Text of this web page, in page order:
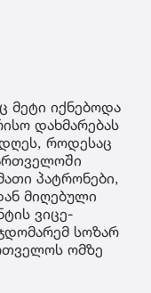
მეტი იქნებოდა
დახმარებას
როდესაც
პატრონები,
მიღებული
ვიცე-
სოზარ
ომზე